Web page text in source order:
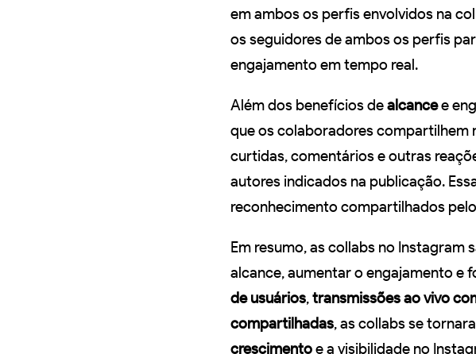
em ambos os perfis envolvidos na
os seguidores de ambos os perfis
engajamento em tempo real.
Além dos benefícios dealcancee
que os colaboradores compartilhem
curtidas, comentários e outras
autores indicados na publicação.
reconhecimento compartilhados
Em resumo, as collabs no
alcance, aumentar o engajamento e
de usuários,transmissões ao vivo
compartilhadas, as collabs se
crescimentoe a visibilidade no